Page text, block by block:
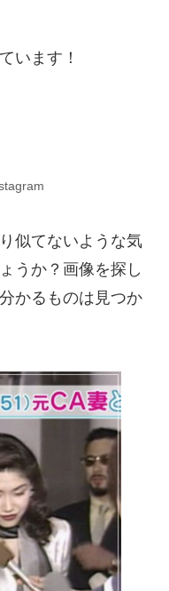
います！
似てないような気
うか？画像を探し
かるものは見つか